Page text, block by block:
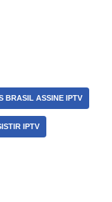
BRASIL ASSINE IPTV
IPTV